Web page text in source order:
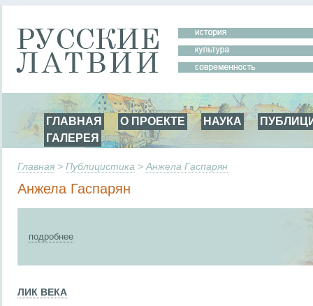
ГЛАВНАЯ О ПРОЕКТЕ НАУКА
ГАЛЕРЕЯ
Главная > Публицистика > Анжела Гаспарян
Анжела Гаспарян
подробнее
ЛИК ВЕКА